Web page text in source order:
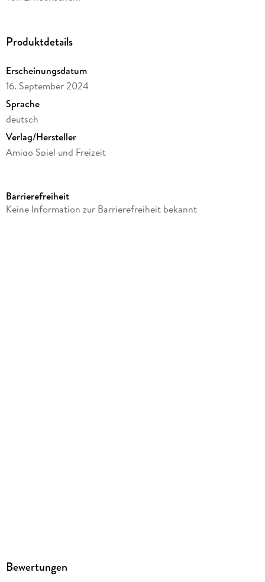
Produktdetails
Erscheinungsdatum
16. September 2024
Sprache
deutsch
Verlag/Hersteller
Amigo Spiel und Freizeit
Gewicht
Barrierefreiheit
Keine Information zur Barrierefreiheit bekannt
Bewertungen